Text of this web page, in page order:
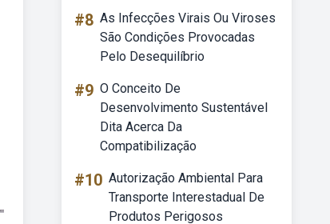
#8 As Infecções Virais Ou Viroses
São Condições Provocadas
Pelo Desequilíbrio
#9 O Conceito De
Desenvolvimento Sustentável
Dita Acerca Da
Compatibilização
#10 Autorização Ambiental Para
Transporte Interestadual De
Produtos Perigosos